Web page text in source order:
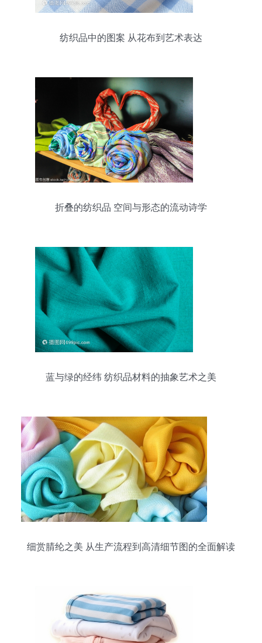
纺织品中的图案 从花布到艺术表达
折叠的纺织品 空间与形态的流动诗学
蓝与绿的经纬 纺织品材料的抽象艺术之美
细赏腈纶之美 从生产流程到高清细节图的全面解读